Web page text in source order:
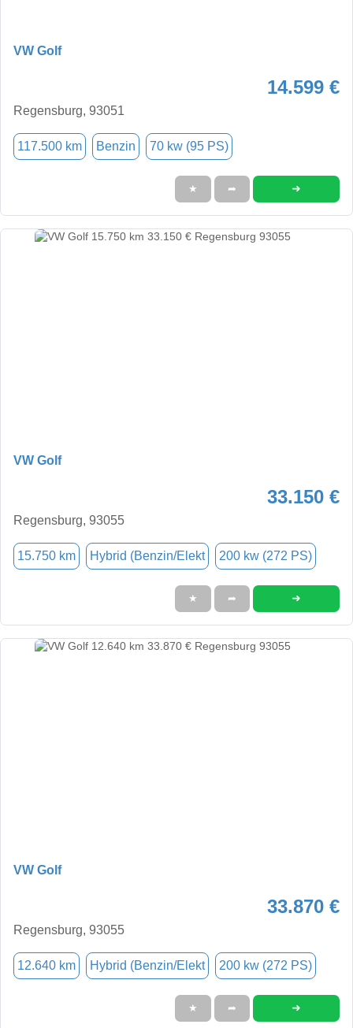
VW Golf
14.599 €
Regensburg, 93051
117.500 km Benzin 70 kw (95 PS)
★ ➦ ➜
VW Golf
33.150 €
Regensburg, 93055
15.750 km Hybrid (Benzin/Elekt 200 kw (272 PS)
★ ➦ ➜
VW Golf
33.870 €
Regensburg, 93055
12.640 km Hybrid (Benzin/Elekt 200 kw (272 PS)
★ ➦ ➜